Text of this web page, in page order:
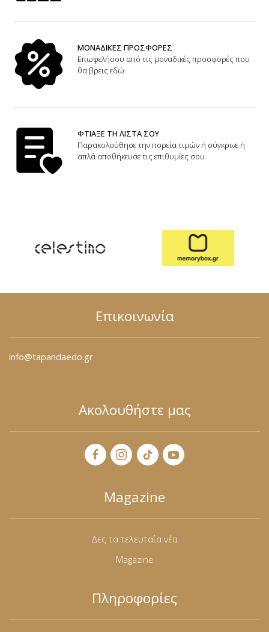
ΜΟΝΑΔΙΚΕΣ ΠΡΟΣΦΟΡΕΣ
Επωφελήσου από τις μοναδικές προσφορές που
θα βρεις εδώ
ΦΤΙΑΞΕ ΤΗ ΛΙΣΤΑ ΣΟΥ
Παρακολούθησε την πορεία τιμών ή σύγκρινε ή
απλά αποθήκευσε τις επιθυμίες σου
Επικοινωνία
info@tapandaedo.gr
Ακολουθήστε μας
Magazine
Δες τα τελευταία νέα
Magazine
Πληροφορίες